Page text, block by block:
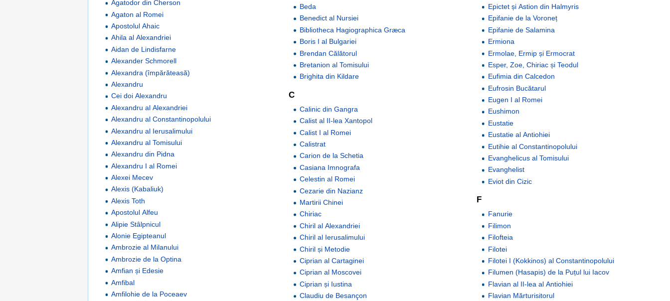
Agatodor din Cherson
Agaton al Romei
Apostolul Ahaic
Ahila al Alexandriei
Aidan de Lindisfarne
Alexander Schmorell
Alexandra (împărăteasă)
Alexandru
Cei doi Alexandru
Alexandru al Alexandriei
Alexandru al Constantinopolului
Alexandru al Ierusalimului
Alexandru al Tomisului
Alexandru din Pidna
Alexandru I al Romei
Alexei Mecev
Alexis (Kabaliuk)
Alexis Toth
Apostolul Alfeu
Alipie Stâlpnicul
Alonie Egipteanul
Ambrozie al Milanului
Ambrozie de la Optina
Amfian și Edesie
Amfibal
Amfilohie de la Poceaev
Beda
Benedict al Nursiei
Bibliotheca Hagiographica Græca
Boris I al Bulgariei
Brendan Călătorul
Bretanion al Tomisului
Brighita din Kildare
C
Calinic din Gangra
Calist al II-lea Xantopol
Calist I al Romei
Calistrat
Carion de la Schetia
Casiana Imnografa
Celestin al Romei
Cezarie din Nazianz
Martirii Chinei
Chiriac
Chiril al Alexandriei
Chiril al Ierusalimului
Chiril și Metodie
Ciprian al Cartaginei
Ciprian al Moscovei
Ciprian și Iustina
Claudiu de Besançon
Epictet și Astion din Halmyris
Epifanie de la Voroneț
Epifanie de Salamina
Ermiona
Ermolae, Ermip și Ermocrat
Esper, Zoe, Chiriac și Teodul
Eufimia din Calcedon
Eufrosin Bucătarul
Eugen I al Romei
Eushimon
Eustatie
Eustatie al Antiohiei
Eutihie al Constantinopolului
Evanghelicus al Tomisului
Evanghelist
Eviot din Cizic
F
Fanurie
Filimon
Filofteia
Filotei
Filotei I (Kokkinos) al Constantinopolului
Filumen (Hasapis) de la Puțul lui Iacov
Flavian al II-lea al Antiohiei
Flavian Mărturisitorul